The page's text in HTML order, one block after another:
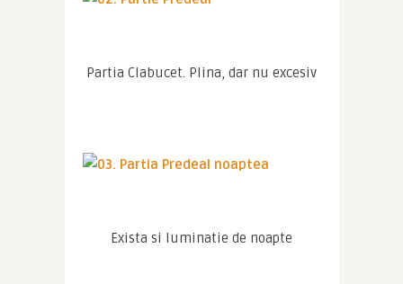
Partia Clabucet. Plina, dar nu excesiv
Exista si luminatie de noapte